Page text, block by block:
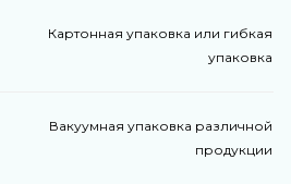
Картонная упаковка или гибкая
упаковка
Вакуумная упаковка различной
продукции